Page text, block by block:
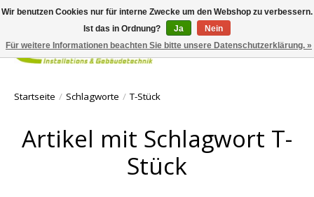
Ihr
Startseite / Schlagworte / T-Stück
Artikel mit Schlagwort T-
Stück
Wir benutzen Cookies nur für interne Zwecke um den Webshop zu verbessern.
Ist das in Ordnung?
Ja
Nein
Für weitere Informationen beachten Sie bitte unsere Datenschutzerklärung. »